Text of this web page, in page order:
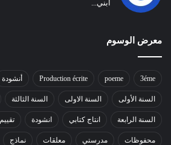
ابني...
معرض الوسوم
3éme
poeme
Production écrite أنشودة
السنة الأولى السنة الاولى السنة الثالثة
السنة الرابعة انتاج كتابي انشودة تقييم
محفوظات مدرستي معلقات نماذج